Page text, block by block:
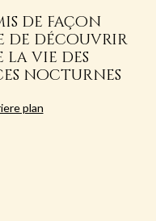
de façon
de découvrir
vie des
nocturnes